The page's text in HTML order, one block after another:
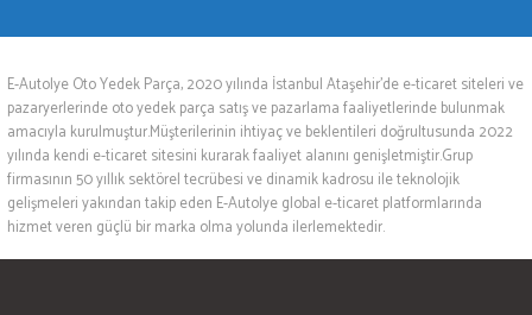
E-Autolye Oto Yedek Parça, 2020 yılında İstanbul Ataşehir’de e-ticaret siteleri ve
pazaryerlerinde oto yedek parça satış ve pazarlama faaliyetlerinde bulunmak
amacıyla kurulmuştur.Müşterilerinin ihtiyaç ve beklentileri doğrultusunda 2022
yılında kendi e-ticaret sitesini kurarak faaliyet alanını genişletmiştir.Grup
firmasının 50 yıllık sektörel tecrübesi ve dinamik kadrosu ile teknolojik
gelişmeleri yakından takip eden E-Autolye global e-ticaret platformlarında
hizmet veren güçlü bir marka olma yolunda ilerlemektedir.